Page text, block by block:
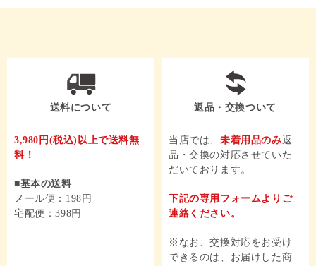
送料について
3,980円 (税込) 以上で送料無
料！
基本の送料
メール便：198円
宅配便：398円
返品・交換ついて
当店では、 未着用品のみ返
品・交換の対応させていた
だいております。
下記の専用フォームよりご
連絡ください。
※なお、交換対応をお受け
できるのは、お届けした商